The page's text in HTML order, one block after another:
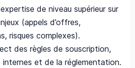
de niveau supérieur sur
(appels d’offres,
risques complexes).
des règles de souscription,
internes et de la réglementation.